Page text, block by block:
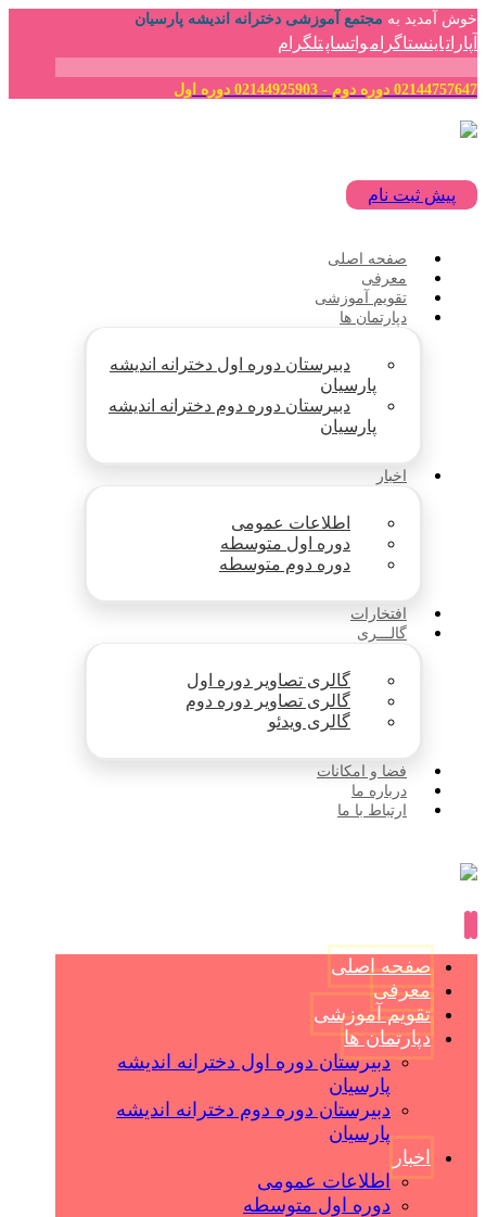
خوش آمدید به مجتمع آموزشی دخترانه اندیشه پارسیان
آپاراتاینستاگرامواتساپتلگرام
02144757647 دوره دوم - 02144925903 دوره اول
پیش ثبت نام
صفحه اصلی
معرفی
تقویم آموزشی
دپارتمان ها
دبیرستان دوره اول دخترانه اندیشه
پارسیان
دبیرستان دوره دوم دخترانه اندیشه
پارسیان
اخبار
اطلاعات عمومی
دوره اول متوسطه
دوره دوم متوسطه
افتخارات
گالـــری
گالری تصاویر دوره اول
گالری تصاویر دوره دوم
گالری ویدئو
فضا و امکانات
درباره ما
ارتباط با ما
صفحه اصلی
معرفی
تقویم آموزشی
دپارتمان ها
دبیرستان دوره اول دخترانه اندیشه
پارسیان
دبیرستان دوره دوم دخترانه اندیشه
پارسیان
اخبار
اطلاعات عمومی
دوره اول متوسطه